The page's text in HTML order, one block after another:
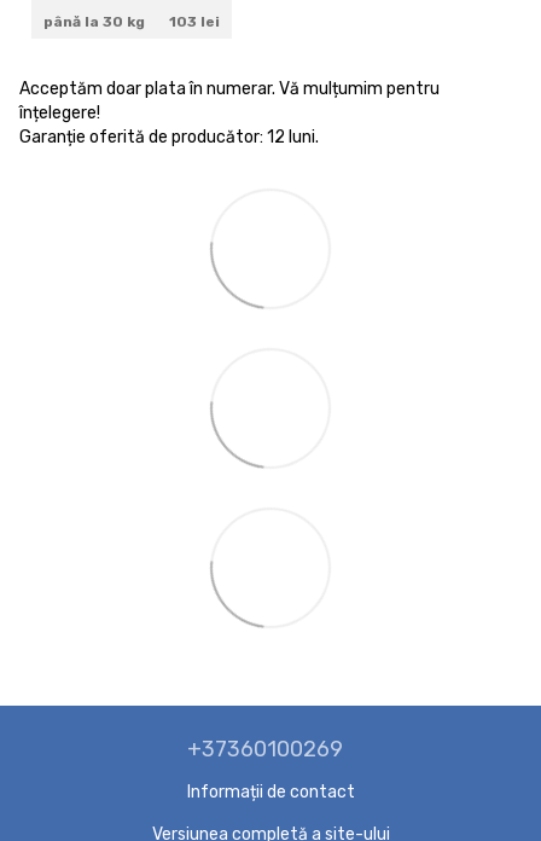
până la 30 kg
103 lei
Acceptăm doar plata în numerar. Vă mulțumim pentru
înțelegere!
Garanție oferită de producător: 12 luni.
+37360100269
Informații de contact
Versiunea completă a site-ului